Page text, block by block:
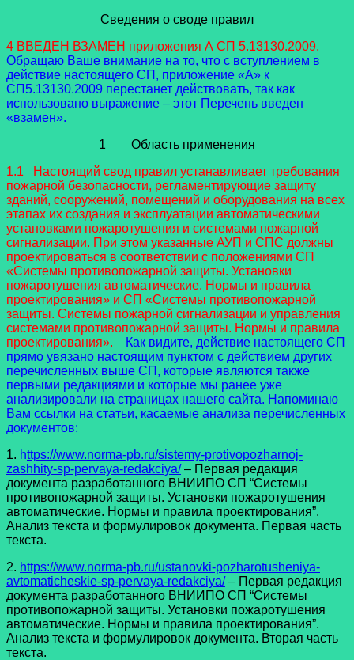
Сведения о своде правил
4 ВВЕДЕН ВЗАМЕН приложения А СП 5.13130.2009.
Обращаю Ваше внимание на то, что с вступлением в
действие настоящего СП, приложение «А» к
СП5.13130.2009 перестанет действовать, так как
использовано выражение – этот Перечень введен
«взамен».
1 Область применения
1.1 Настоящий свод правил устанавливает требования
пожарной безопасности, регламентирующие защиту
зданий, сооружений, помещений и оборудования на всех
этапах их создания и эксплуатации автоматическими
установками пожаротушения и системами пожарной
сигнализации. При этом указанные АУП и СПС должны
проектироваться в соответствии с положениями СП
«Системы противопожарной защиты. Установки
пожаротушения автоматические. Нормы и правила
проектирования» и СП «Системы противопожарной
защиты. Системы пожарной сигнализации и управления
системами противопожарной защиты. Нормы и правила
проектирования».
Как видите, действие настоящего СП
прямо увязано настоящим пунктом с действием других
перечисленных выше СП, которые являются также
первыми редакциями и которые мы ранее уже
анализировали на страницах нашего сайта. Напоминаю
Вам ссылки на статьи, касаемые анализа перечисленных
документов:
1. https://www.norma-pb.ru/sistemy-protivopozharnoj-
zashhity-sp-pervaya-redakciya/ – Первая редакция
документа разработанного ВНИИПО СП “Системы
противопожарной защиты. Установки пожаротушения
автоматические. Нормы и правила проектирования”.
Анализ текста и формулировок документа. Первая часть
текста.
2. https://www.norma-pb.ru/ustanovki-pozharotusheniya-
avtomaticheskie-sp-pervaya-redakciya/– Первая редакция
документа разработанного ВНИИПО СП “Системы
противопожарной защиты. Установки пожаротушения
автоматические. Нормы и правила проектирования”.
Анализ текста и формулировок документа. Вторая часть
текста.